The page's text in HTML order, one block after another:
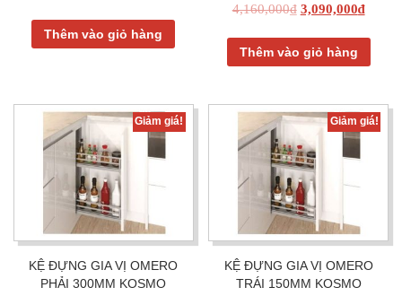
Thêm vào giỏ hàng
4,160,000₫ 3,090,000₫
Thêm vào giỏ hàng
Giảm giá!
KỆ ĐỰNG GIA VỊ OMERO
PHẢI 300MM KOSMO
Giảm giá!
KỆ ĐỰNG GIA VỊ OMERO
TRÁI 150MM KOSMO